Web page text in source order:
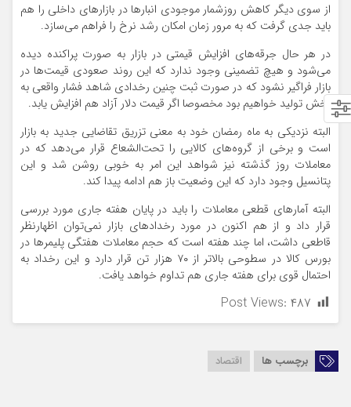
از سوی دیگر کاهش روزشمار موجودی انبارها در بازارهای داخلی را هم
باید جدی گرفت که به مرور زمان امکان رشد نرخ را فراهم می‌سازد.
در هر حال جرقه‌های افزایش قیمتی در بازار به‌ صورت پراکنده دیده
می‌شود و هیچ تضمینی وجود ندارد که این روند صعودی قیمت‌ها در
بازار فراگیر نشود که در صورت ثبت چنین رخدادی شاهد فشار واقعی به
بخش تولید خواهیم بود مخصوصا اگر قیمت دلار آزاد هم افزایش یابد.
البته نزدیکی به ماه رمضان خود به معنی تزریق تقاضایی جدید به بازار
است و برخی از گروه‌های کالایی را تحت‌الشعاع قرار می‌دهد که در
معاملات روز گذشته نیز شواهد این امر به خوبی روشن شد و این
پتانسیل وجود دارد که این وضعیت باز هم ادامه پیدا کند.
البته آمارهای قطعی معاملات را باید در پایان هفته جاری مورد بررسی
قرار داد و از هم اکنون در مورد رخدادهای بازار نمی‌توان اظهارنظر
قاطعی داشت، اما چند هفته است که حجم معاملات هفتگی پلیمرها در
بورس کالا در سطوحی بالاتر از ۷۰ هزار تن قرار دارد و این رخداد به
احتمال قوی برای هفته جاری هم تداوم خواهد یافت.
Post Views: ۴۸۷
برچسب ها اقتصاد